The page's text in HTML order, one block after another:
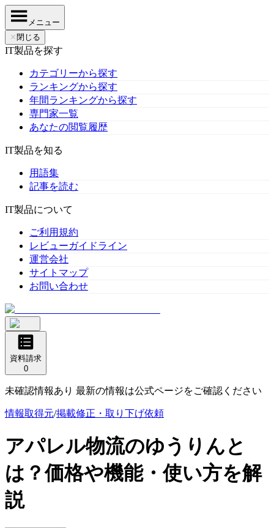
メニュー
✕ 閉じる
IT製品を探す
カテゴリーから探す
ランキングから探す
年間ランキングから探す
専門家一覧
あなたの閲覧履歴
IT製品を知る
用語集
記事を読む
IT製品について
ご利用規約
レビューガイドライン
運営会社
サイトマップ
お問い合わせ
資料請求
0
未確認情報あり 最新の情報は公式ページをご確認ください
情報取得元/掲載修正・取り下げ依頼
アパレル物流のゆうりんと
は？価格や機能・使い方を解
説